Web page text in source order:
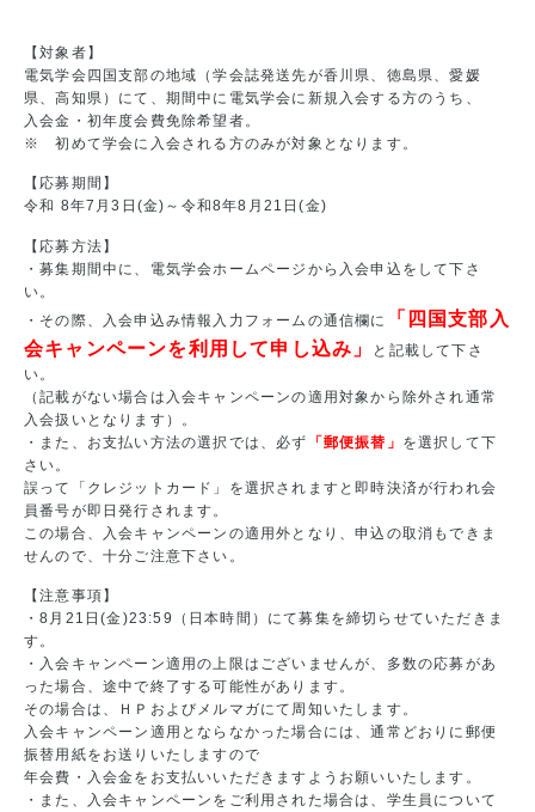
【対象者】
電気学会四国支部の地域（学会誌発送先が香川県、徳島県、愛媛
県、高知県）にて、期間中に電気学会に新規入会する方のうち、
入会金・初年度会費免除希望者。
※ 初めて学会に入会される方のみが対象となります。
【応募期間】
令和 8年7月3日(金)～令和8年8月21日(金)
【応募方法】
・募集期間中に、電気学会ホームページから入会申込をして下さ
い。
・その際、入会申込み情報入力フォームの通信欄に
「四国支部入
会キャンペーンを利用して申し込み」
と記載して下さ
い。
（記載がない場合は入会キャンペーンの適用対象から除外され通常
入会扱いとなります）。
・また、お支払い方法の選択では、必ず
「郵便振替」 を選択して下
さい。
誤って「クレジットカード」を選択されますと即時決済が行われ会
員番号が即日発行されます。
この場合、入会キャンペーンの適用外となり、申込の取消もできま
せんので、十分ご注意下さい。
【注意事項】
・8月21日(金)23:59（日本時間）にて募集を締切らせていただきま
す。
・入会キャンペーン適用の上限はございませんが、多数の応募があ
った場合、途中で終了する可能性があります。
その場合は、ＨＰおよびメルマガにて周知いたします。
入会キャンペーン適用とならなかった場合には、通常どおりに郵便
振替用紙をお送りいたしますので
年会費・入会金をお支払いいただきますようお願いいたします。
・また、入会キャンペーンをご利用された場合は、学生員について